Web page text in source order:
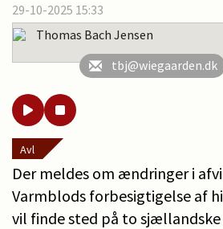
29-10-2025 15:33
Thomas Bach Jensen
tbj@wiegaarden.dk
Avl
Der meldes om ændringer i
Varmblods forbesigtigelse af
vil finde sted på to